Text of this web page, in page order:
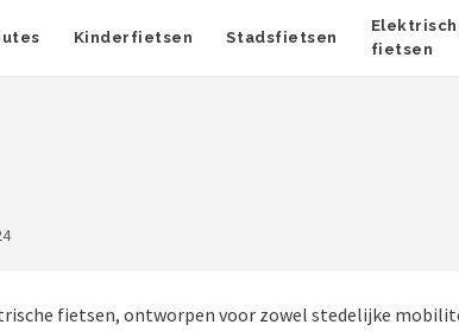
Kinderfietsen Stadsfietsen
fietsen
fietsen, ontworpen voor zowel stedelijke